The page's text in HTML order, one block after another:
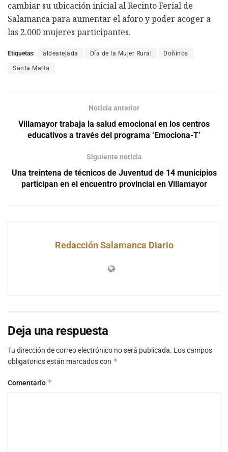
cambiar su ubicación inicial al Recinto Ferial de
Salamanca para aumentar el aforo y poder acoger a
las 2.000 mujeres participantes.
Etiquetas: aldeatejada Día de la Mujer Rural Doñinos
Santa Marta
Noticia anterior
Villamayor trabaja la salud emocional en los centros
educativos a través del programa ‘Emociona-T’
Siguiente noticia
Una treintena de técnicos de Juventud de 14 municipios
participan en el encuentro provincial en Villamayor
Redacción Salamanca Diario
Deja una respuesta
Tu dirección de correo electrónico no será publicada. Los campos
obligatorios están marcados con *
Comentario *